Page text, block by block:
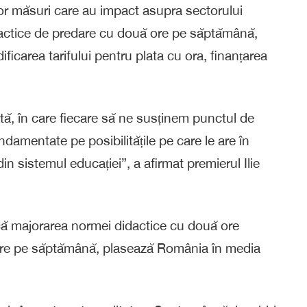
măsuri care au impact asupra sectorului
de predare cu două ore pe săptămână,
tarifului pentru plata cu ora, finanțarea
în care fiecare să ne susținem punctul de
pe posibilitățile pe care le are în
sistemul educației”, a afirmat premierul Ilie
majorarea normei didactice cu două ore
pe săptămână, plasează România în media